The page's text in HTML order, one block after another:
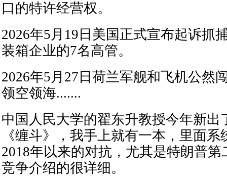
口的特许经营权。
2026年5月19日美国正式宣布起诉抓
装箱企业的7名高管。
2026年5月27日荷兰军舰和飞机公然
领空领海.......
中国人民大学的翟东升教授今年新出
《缠斗》，我手上就有一本，里面
2018年以来的对抗，尤其是特朗普
竞争介绍的很详细。